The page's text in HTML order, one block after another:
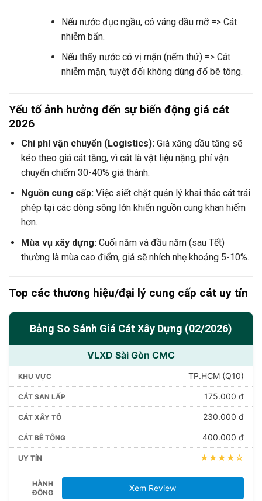
Nếu nước đục ngầu, có váng dầu mỡ => Cát
nhiễm bẩn.
Nếu thấy nước có vị mặn (nếm thử) => Cát
nhiễm mặn, tuyệt đối không dùng đổ bê tông.
Yếu tố ảnh hưởng đến sự biến động giá cát
2026
Chi phí vận chuyển (Logistics):Giá xăng dầu tăng sẽ
kéo theo giá cát tăng, vì cát là vật liệu nặng, phí vận
chuyển chiếm 30-40% giá thành.
Nguồn cung cấp:Việc siết chặt quản lý khai thác cát trái
phép tại các dòng sông lớn khiến nguồn cung khan hiếm
hơn.
Mùa vụ xây dựng:Cuối năm và đầu năm (sau Tết)
thường là mùa cao điểm, giá sẽ nhích nhẹ khoảng 5-10%.
Top các thương hiệu/đại lý cung cấp cát uy tín
Bảng So Sánh Giá Cát Xây Dựng (02/2026)
VLXD Sài Gòn CMC
TP.HCM (Q10)
175.000 đ
230.000 đ
400.000 đ
★★★★☆
Xem Review